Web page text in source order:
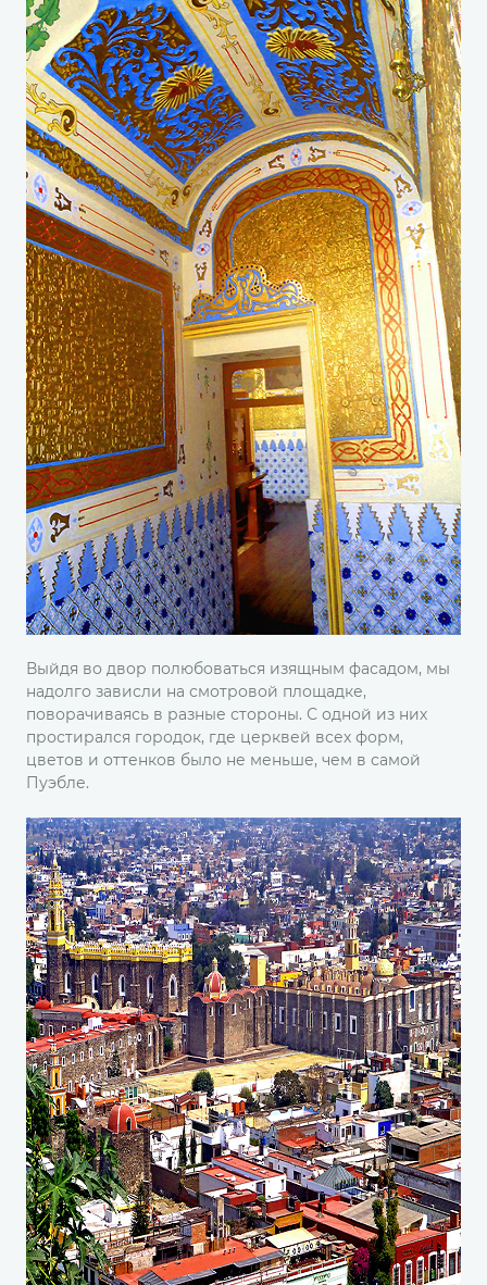
Выйдя во двор полюбоваться изящным фасадом, мы
надолго зависли на смотровой площадке,
поворачиваясь в разные стороны. С одной из них
простирался городок, где церквей всех форм,
цветов и оттенков было не меньше, чем в самой
Пуэбле.